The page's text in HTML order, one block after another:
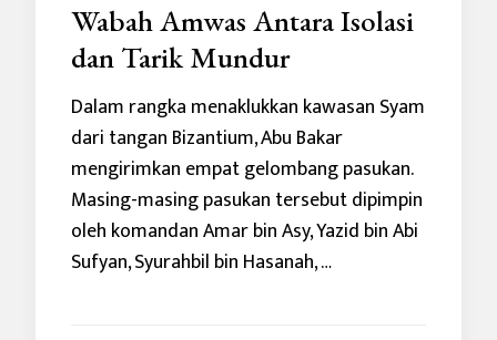
Wabah Amwas Antara Isolasi
dan Tarik Mundur
Dalam rangka menaklukkan kawasan Syam
dari tangan Bizantium, Abu Bakar
mengirimkan empat gelombang pasukan.
Masing-masing pasukan tersebut dipimpin
oleh komandan Amar bin Asy, Yazid bin Abi
Sufyan, Syurahbil bin Hasanah, …